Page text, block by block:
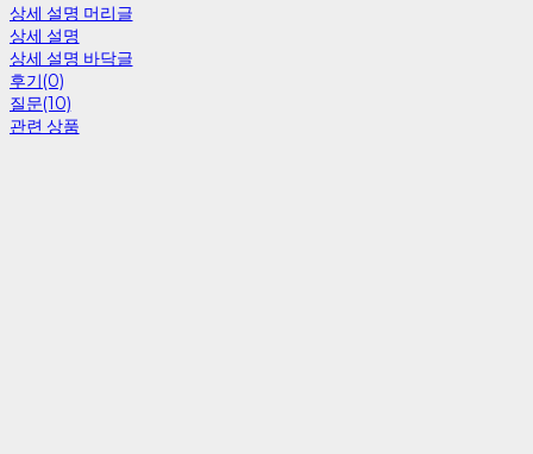
상세 설명 머리글
상세 설명
상세 설명 바닥글
후기(0)
질문(10)
관련 상품